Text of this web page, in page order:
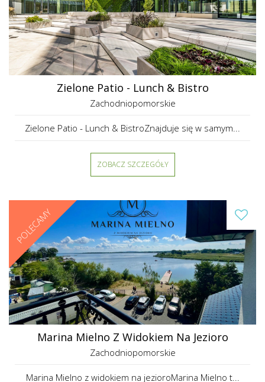
Zielone Patio - Lunch & Bistro
Zachodniopomorskie
Zielone Patio - Lunch & BistroZnajduje się w samym...
ZOBACZ SZCZEGÓŁY
POLECAMY
Marina Mielno Z Widokiem Na Jezioro
Zachodniopomorskie
Marina Mielno z widokiem na jezioroMarina Mielno t...